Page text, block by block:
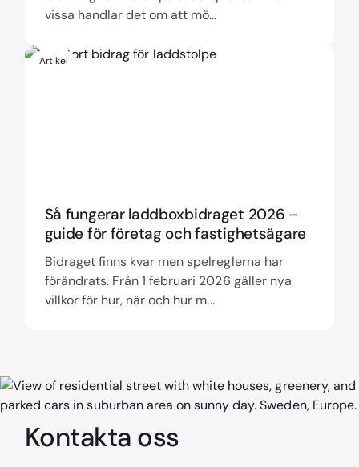
vissa handlar det om att mö...
Artikel
Så fungerar laddboxbidraget 2026 –
guide för företag och fastighetsägare
Bidraget finns kvar men spelreglerna har
förändrats. Från 1 februari 2026 gäller nya
villkor för hur, när och hur m...
Kontakta oss